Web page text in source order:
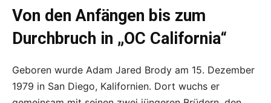
Von den Anfängen bis zum
Durchbruch in „OC California“
Geboren wurde Adam Jared Brody am 15. Dezember
1979 in San Diego, Kalifornien. Dort wuchs er